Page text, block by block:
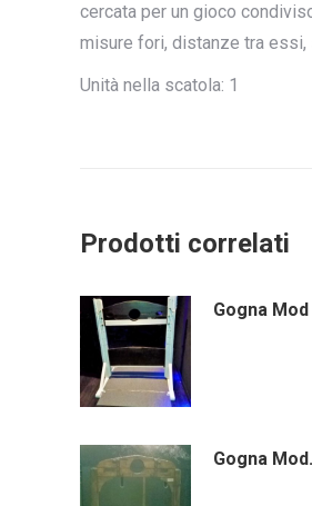
cercata per un gioco
misure fori, distanze tra
Unità nella scatola: 1
Prodotti correlati
Gogna
Gogna